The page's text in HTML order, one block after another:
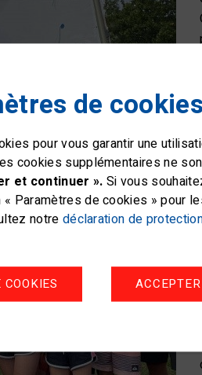
de
pour vous garantir une
cookies supplémentaires ne
et continuer ». Si vous
Paramètres de cookies » pour
notre déclaration de